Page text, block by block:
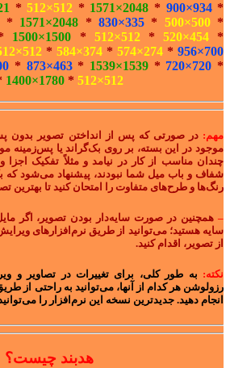
*512×512 * 1571×2048 * 900×934*
* 1571×2048 *830×335 * 500×500*
1500×1500 * 512×512* 520×454*
* 584×374 * 574×274 * 956×700
* 873×463* 1539×1539* 720×720 *
1400×1780 * 512×512
مهم: در صورتی که پس از انداختن تصویر بدون
موجود در این بسته، بر روی بک‌گراند یا پس‌زمینه
چندان مناسب از کار در نیامد و مثلاً تفکیک
شفاف و باب میل شما نبودند، پیشنهاد می‌شود که
رنگ‌ها و طرح‌های متفاوت را امتحان کنید تا
– همچنین در صورت سایه‌دار بودن تصویر، اگر
سایه هستید؛ می‌توانید از طریق نرم‌افزارهای
از تصویر، اقدام کنید.
نکته: به طور کلی، برای تغییرات در تصاویر و
رزولوشن هر کدام از آنها، می‌توانید به راحتی از
انجام دهید. جدیدترین نسخه این نرم‌افزار را می‌توانید
هدبند چیست؟